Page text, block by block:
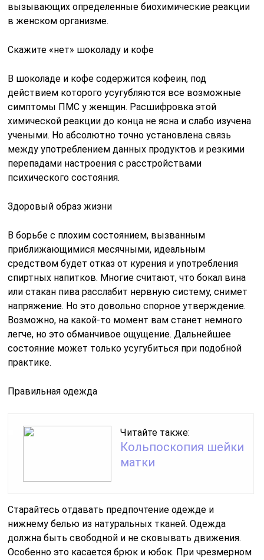
вызывающих определенные биохимические реакции
в женском организме.
Скажите «нет» шоколаду и кофе
В шоколаде и кофе содержится кофеин, под
действием которого усугубляются все возможные
симптомы ПМС у женщин. Расшифровка этой
химической реакции до конца не ясна и слабо изучена
учеными. Но абсолютно точно установлена связь
между употреблением данных продуктов и резкими
перепадами настроения с расстройствами
психического состояния.
Здоровый образ жизни
В борьбе с плохим состоянием, вызванным
приближающимися месячными, идеальным
средством будет отказ от курения и употребления
спиртных напитков. Многие считают, что бокал вина
или стакан пива расслабит нервную систему, снимет
напряжение. Но это довольно спорное утверждение.
Возможно, на какой-то момент вам станет немного
легче, но это обманчивое ощущение. Дальнейшее
состояние может только усугубиться при подобной
практике.
Правильная одежда
Читайте также:
Кольпоскопия шейки
матки
Старайтесь отдавать предпочтение одежде и
нижнему белью из натуральных тканей. Одежда
должна быть свободной и не сковывать движения.
Особенно это касается брюк и юбок. При чрезмерном